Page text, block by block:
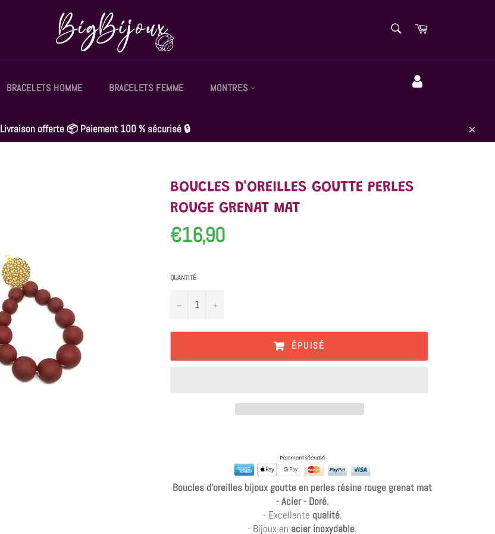
Panier
BRACELETS HOMME BRACELETS FEMME MONTRES
Livraison offerte 📦 Paiement 100 % sécurisé 🔒
Close
BOUCLES D'OREILLES GOUTTE PERLES
ROUGE GRENAT MAT
Prix
régulier
€16,90
QUANTITÉ
− +
ÉPUISÉ
Boucles d'oreilles bijoux goutte en perles résine rouge grenat mat
- Acier - Doré.
- Excellente qualité.
- Bijoux en acier inoxydable.